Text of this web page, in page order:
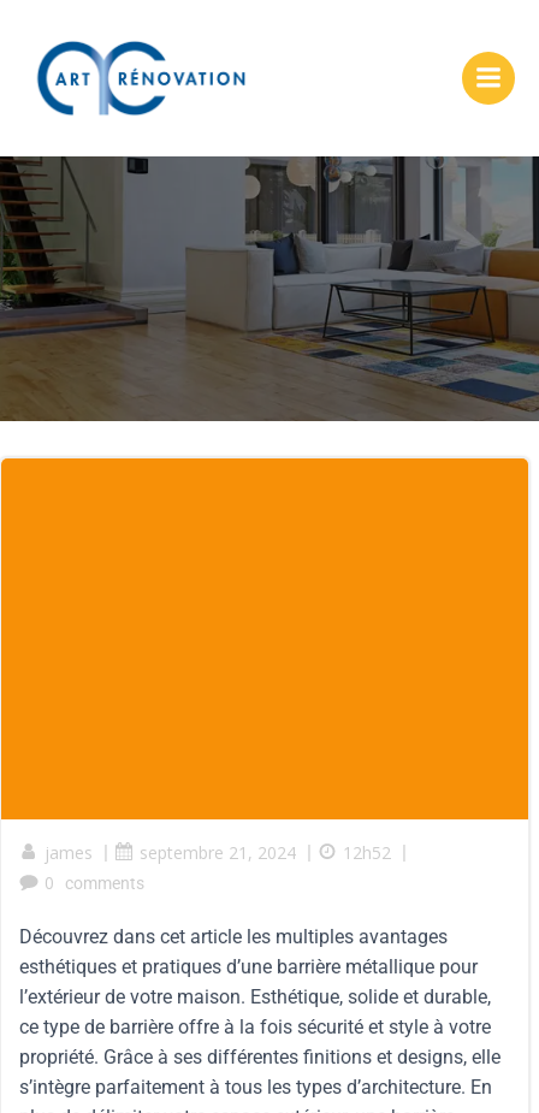
james | septembre 21, 2024 | 12h52 |
0
comments
Découvrez dans cet article les multiples avantages
esthétiques et pratiques d’une barrière métallique pour
l’extérieur de votre maison. Esthétique, solide et durable,
ce type de barrière offre à la fois sécurité et style à votre
propriété. Grâce à ses différentes finitions et designs, elle
s’intègre parfaitement à tous les types d’architecture. En